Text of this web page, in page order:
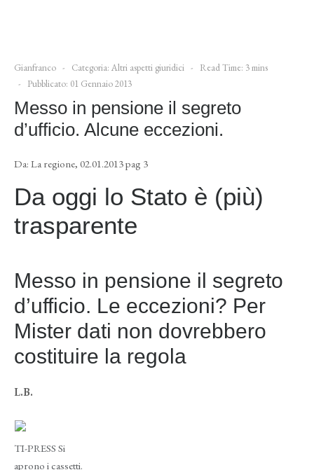
Gianfranco Categoria: Altri aspetti giuridici
Read Time: 3 mins
Pubblicato: 01 Gennaio 2013
Messo in pensione il segreto
d’ufficio. Alcune eccezioni.
Da: La regione, 02.01.2013 pag 3
Da oggi lo Stato è (più)
trasparente
Messo in pensione il segreto
d’ufficio. Le eccezioni? Per
Mister dati non dovrebbero
costituire la regola
L.B.
TI-PRESS Si
aprono i cassetti.